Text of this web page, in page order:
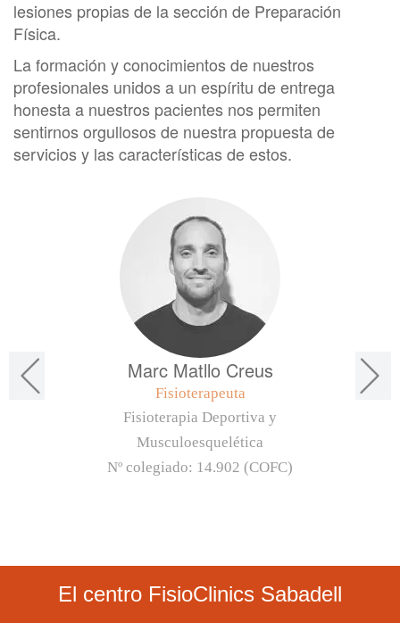
lesiones propias de la sección de Preparación
Física.
La formación y conocimientos de nuestros
profesionales unidos a un espíritu de entrega
honesta a nuestros pacientes nos permiten
sentirnos orgullosos de nuestra propuesta de
servicios y las características de estos.
Marc Matllo Creus
Fisioterapeuta
Fisioterapia Deportiva y
Musculoesquelética
Nº colegiado: 14.902 (COFC)
El centro FisioClinics Sabadell